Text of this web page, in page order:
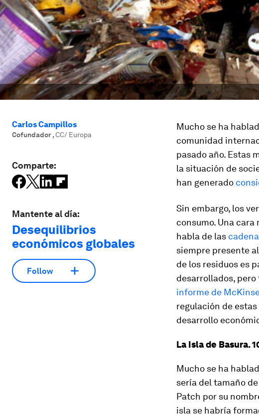
Carlos Campillos
Cofundador,CC/ Europa
Comparte:
Mantente al día:
Desequilibrios
económicos globales
Follow
Mucho se ha
comunidad
pasado año. Estas
la situación de
han generado
Sin embargo, los
consumo. Una cara
habla de las
siempre presente
de los residuos es
desarrollados,
informe de
regulación de
desarrollo
La Isla de Basura.
Mucho se ha
sería del tamaño
Patch por su
isla se habría